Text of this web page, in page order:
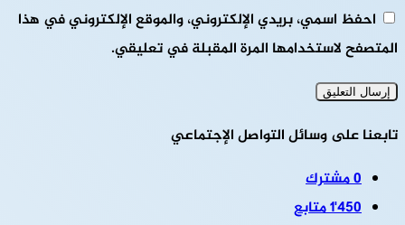
احفظ اسمي، بريدي الإلكتروني، والموقع الإلكتروني في هذا
المتصفح لاستخدامها المرة المقبلة في تعليقي.
تابعنا على وسائل التواصل الإجتماعي
0مشترك
1٬450متابع